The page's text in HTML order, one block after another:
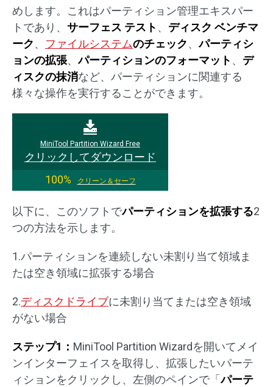
めします。これはパーティション管理エキスパー
トであり、 サーフェス テスト 、 ディスク ベンチマ
ーク、 ファイルシステムのチェック、パーティシ
ョンの拡張、パーティションのフォーマット 、 デ
ィスクの抹消など、パーティションに関連する
様々な操作を実行することができます。
MiniTool Partition Wizard Free
クリックしてダウンロード
100%
クリーン＆セーフ
以下に、このソフトでパーティションを拡張する2
つの方法を示します。
1.パーティションを連続しない未割り当て領域ま
たは空き領域に拡張する場合
2.ディスクドライブに未割り当てまたは空き領域
がない場合
ステップ1： MiniTool Partition Wizardを開いてメイ
ンインターフェイスを取得し、拡張したいパーテ
ィションをクリックし、左側のペインで「パーテ